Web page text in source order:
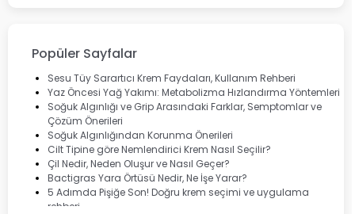
Lansinoh
Cebrolux
Dermoskin
Marvis
Rcfarma
Popüler Sayfalar
Sesu Tüy Sarartıcı Krem Faydaları, Kullanım Rehberi
Yaz Öncesi Yağ Yakımı: Metabolizma Hızlandırma Yöntemleri
Soğuk Algınlığı ve Grip Arasındaki Farklar, Semptomlar ve
Çözüm Önerileri
Soğuk Algınlığından Korunma Önerileri
Cilt Tipine göre Nemlendirici Krem Nasıl Seçilir?
Çil Nedir, Neden Oluşur ve Nasıl Geçer?
Bactigras Yara Örtüsü Nedir, Ne İşe Yarar?
5 Adımda Pişiğe Son! Doğru krem seçimi ve uygulama
rehberi